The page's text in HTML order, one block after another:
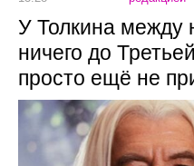
У Толкина между
ничего до
просто ещё не